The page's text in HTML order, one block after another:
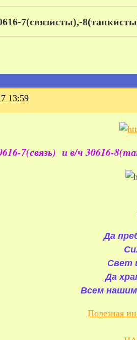
7(связисты),-
13:59
7(связь) и в/ч 30616-
Да
Свет
Да
Всем
Полезная